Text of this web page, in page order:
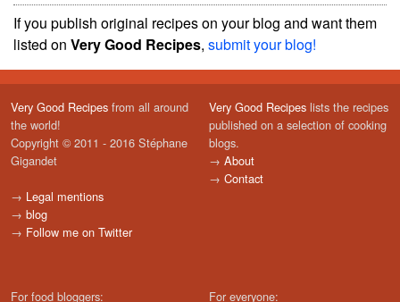
If you publish original recipes on your blog and want them
listed on Very Good Recipes, submit your blog!
Very Good Recipes from all around
the world!
Copyright © 2011 - 2016 Stéphane
Gigandet
→ Legal mentions
→ blog
→ Follow me on Twitter
Very Good Recipes lists the recipes
published on a selection of cooking
blogs.
→ About
→ Contact
For food bloggers: For everyone: